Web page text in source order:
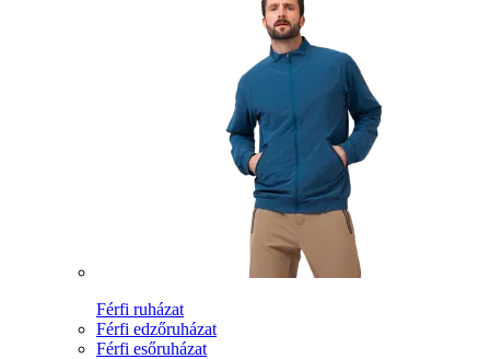
Férfi ruházat
Férfi edzőruházat
Férfi esőruházat